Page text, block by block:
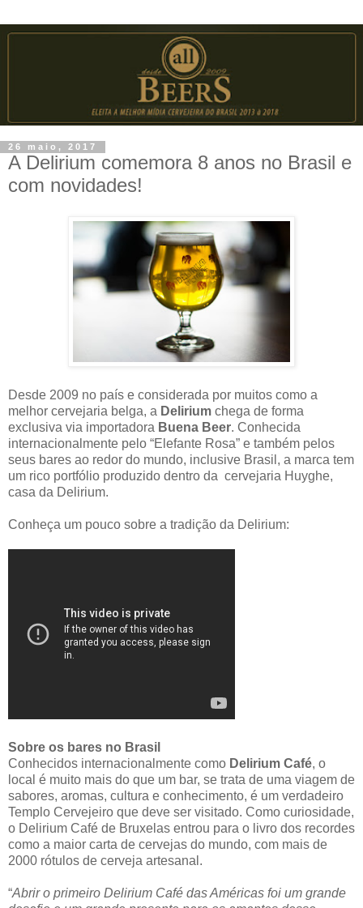
26 maio, 2017
A Delirium comemora 8 anos no Brasil e
com novidades!
Desde 2009 no país e considerada por muitos como a
melhor cervejaria belga, a Delirium chega de forma
exclusiva via importadora Buena Beer. Conhecida
internacionalmente pelo “Elefante Rosa” e também pelos
seus bares ao redor do mundo, inclusive Brasil, a marca tem
um rico portfólio produzido dentro da cervejaria Huyghe,
casa da Delirium.
​Conheça um pouco sobre a tradição da Delirium:
Sobre os bares no Brasil
Conhecidos internacionalmente como Delirium Café, o
local é muito mais do que um bar, se trata de uma viagem de
sabores, aromas, cultura e conhecimento, é um verdadeiro
Templo Cervejeiro que deve ser visitado. Como curiosidade,
o Delirium Café de Bruxelas entrou para o livro dos recordes
como a maior carta de cervejas do mundo, com mais de
2000 rótulos de cerveja artesanal.
“Abrir o primeiro Delirium Café das Américas foi um grande